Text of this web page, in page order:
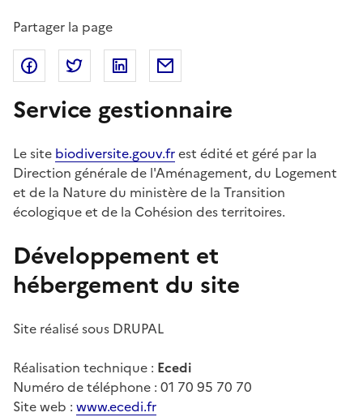
Partager la page
Partager sur Facebook
Partager sur Twitter
Partager sur Linkedin
Service gestionnaire
Le site biodiversite.gouv.frest édité et géré par la
Direction générale de l'Aménagement, du Logement
et de la Nature du ministère de la Transition
écologique et de la Cohésion des territoires.
Développement et
hébergement du site
Site réalisé sous DRUPAL
Réalisation technique : Ecedi
Numéro de téléphone : 01 70 95 70 70
Site web : www.ecedi.fr